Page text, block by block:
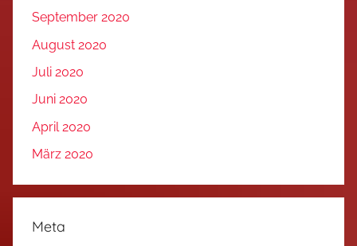
September 2020
August 2020
Juli 2020
Juni 2020
April 2020
März 2020
Meta